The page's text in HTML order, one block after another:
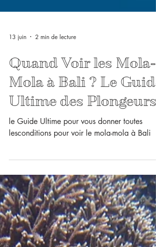
13 juin 2 min de lecture
Quand Voir les Mola-
Mola à Bali ? Le Guide
lesconditions pour voir le mola-mola à Bali